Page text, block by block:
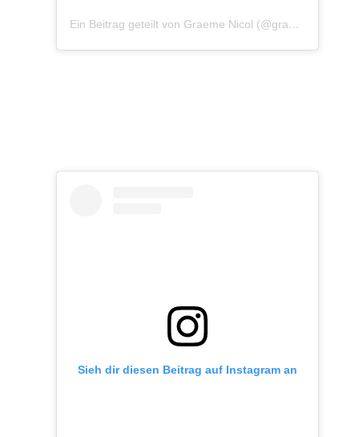
Ein Beitrag geteilt von Graeme Nicol (@graemenicolphoto)
Sieh dir diesen Beitrag auf Instagram an